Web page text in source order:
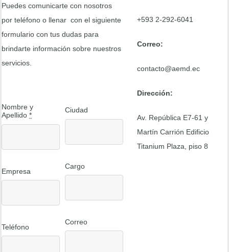
Puedes comunicarte con nosotros
por teléfono o llenar con el siguiente
formulario con tus dudas para
brindarte información sobre nuestros
servicios.
Nombre y
Apellido *
Empresa
Teléfono
Ciudad
Cargo
Correo
+593 2-292-6041
Correo:
contacto@aemd.ec
Dirección:
Av. República E7-61 y
Martín Carrión Edificio
Titanium Plaza, piso 8